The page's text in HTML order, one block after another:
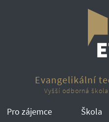
Evangelikální
Vyšší odborná
Pro zájemce Škola